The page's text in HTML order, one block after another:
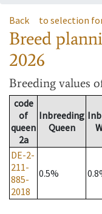
Back to selection
Breed
2026
Breeding values
code
of
queen
2a
Inbreeding
Queen
DE-2-
211-
885-
2018
0.5%